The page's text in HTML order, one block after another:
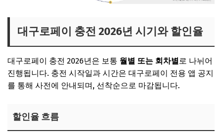
대구로페이 충전 2026년 시기와 할인율
대구로페이 충전 2026년은 보통 월별 또는 회차별로 나뉘어
진행됩니다. 충전 시작일과 시간은 대구로페이 전용 앱 공지
를 통해 사전에 안내되며, 선착순으로 마감됩니다.
할인율 흐름